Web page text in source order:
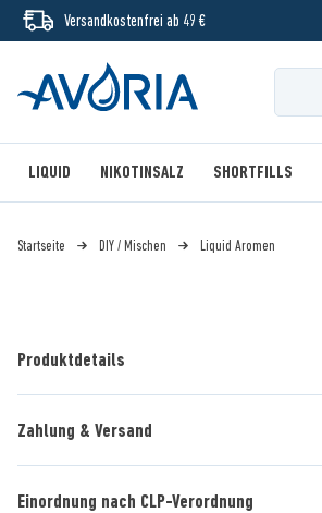
Versandkostenfrei ab 49 €
LIQUID NIKOTINSALZ SHORTFILLS
Startseite DIY / Mischen Liquid Aromen
Produktdetails
Zahlung & Versand
Einordnung nach CLP-Verordnung